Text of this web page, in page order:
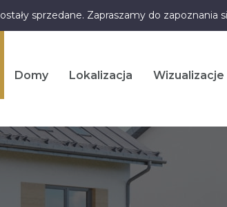
sprzedane. Zapraszamy do zapoznania
Domy Lokalizacja Wizualizacje